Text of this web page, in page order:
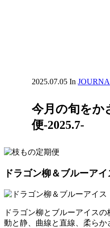
2025.07.05 In
今月の旬をか
便-2025.7-
ドラゴン柳＆ブルーアイ
ドラゴン柳とブルーアイスの
動と静、曲線と直線、柔ら